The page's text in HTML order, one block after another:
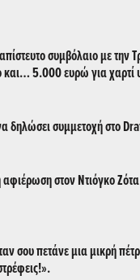
συμβόλαιο με την
5.000 ευρώ για χαρτί
δηλώσει συμμετοχή στο
αφιέρωση στον Ντιόγκο
σου πετάνε μια μικρή